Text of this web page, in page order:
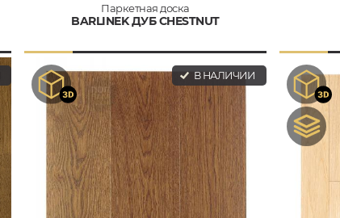
Паркетная доска
BARLINEK ДУБ CHESTNUT
В НАЛИЧИИ